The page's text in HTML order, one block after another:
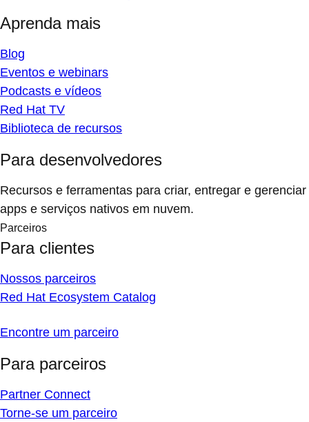
Aprenda mais
Blog
Eventos e webinars
Podcasts e vídeos
Red Hat TV
Biblioteca de recursos
Para desenvolvedores
Recursos e ferramentas para criar, entregar e gerenciar
apps e serviços nativos em nuvem.
Parceiros
Para clientes
Nossos parceiros
Red Hat Ecosystem Catalog
Encontre um parceiro
Para parceiros
Partner Connect
Torne-se um parceiro